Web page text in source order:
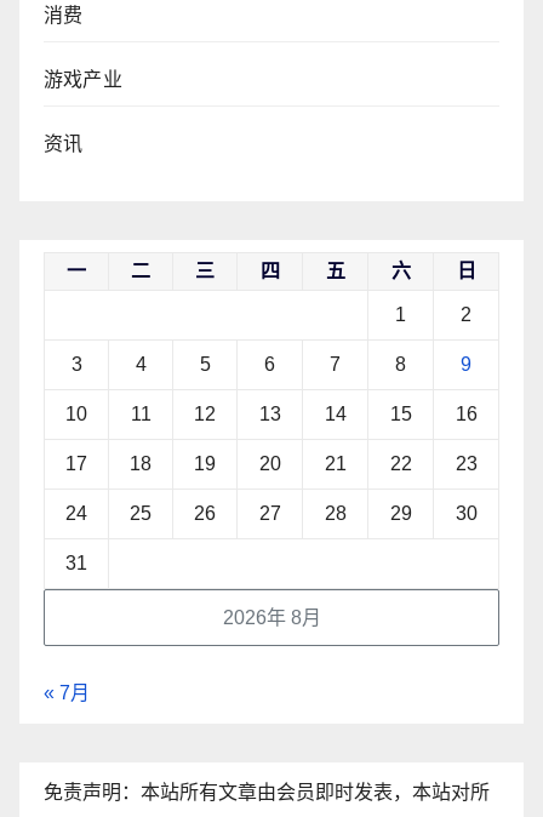
消费
游戏产业
资讯
2026年 8月
一 二 三 四 五 六 日
1 2
3 4 5 6 7 8 9
10 11 12 13 14 15 16
17 18 19 20 21 22 23
24 25 26 27 28 29 30
31
« 7月
免责声明：本站所有文章由会员即时发表，本站对所